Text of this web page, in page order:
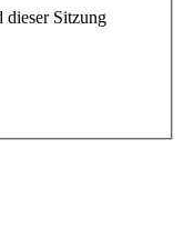
dieser Sitzung